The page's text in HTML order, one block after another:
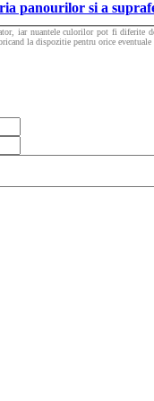
panourilor si a
iar nuantele culorilor pot fi
la dispozitie pentru orice eventuale